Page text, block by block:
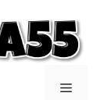
Menu